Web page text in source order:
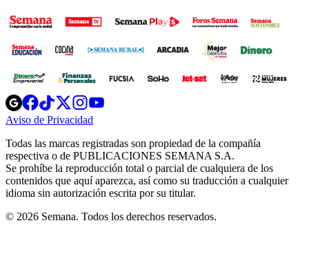
Opens
in
new
Opens
in
new
Opens
in
new
window
Opens
new
windowwindow
Aviso de Privacidad
new
window
Todas las marcas registradas son propiedad de la compañía
respectiva o de PUBLICACIONES SEMANA S.A.
Se prohíbe la reproducción total o parcial de cualquiera de los
contenidos que aquí aparezca, así como su traducción a cualquier
idioma sin autorización escrita por su titular.
© 2026 Semana. Todos los derechos reservados.